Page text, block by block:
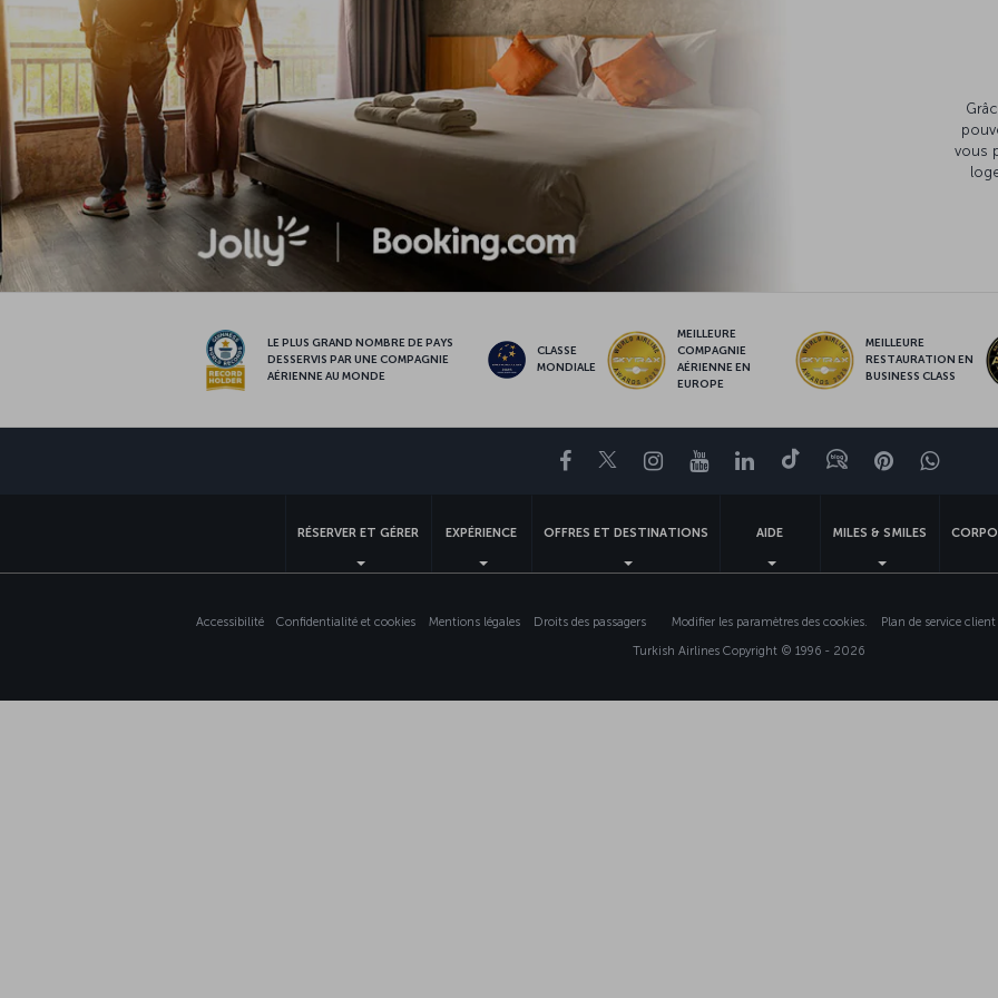
vous
LE PLUS GRAND NOMBRE DE PAYS
DESSERVIS PAR UNE COMPAGNIE
AÉRIENNE AU MONDE
CLASSE
MONDIALE
MEILLEURE
COMPAGNIE
AÉRIENNE EN
EUROPE
MEILLEURE
RESTAURATION EN
BUSINESS CLASS
Facebook
TwitterInstagram
YouTubeLinkedIn
TiktokBlogPinterest
RÉSERVER ET GÉRER EXPÉRIENCE OFFRES ET DESTINATIONS AIDE MILES & SMILES
Accessibilité Confidentialité et cookies Mentions légales Droits des passagers Modifier les paramètres des cookies.
Plan de service
Turkish Airlines Copyright © 1996 - 2026